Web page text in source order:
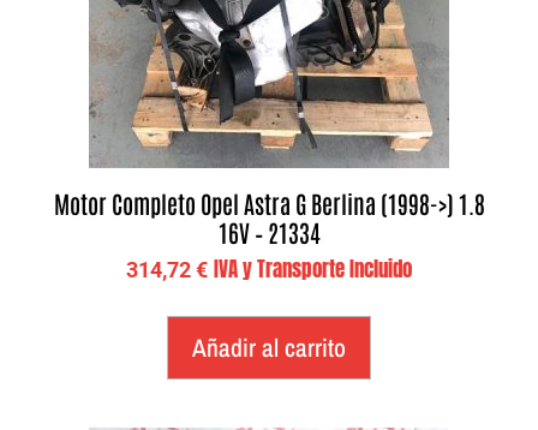
Motor Completo Opel Astra G Berlina (1998->) 1.8
16V – 21334
314,72€ IVA y Transporte Incluido
Añadir al carrito